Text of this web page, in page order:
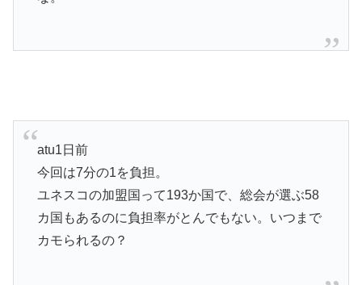
atu1日前
今回は7分の1を負担。
ユネスコの加盟国って193か国で、総会が選ぶ58
カ国もあるのに負担率がとんでもない。いつまで
カモられるの？